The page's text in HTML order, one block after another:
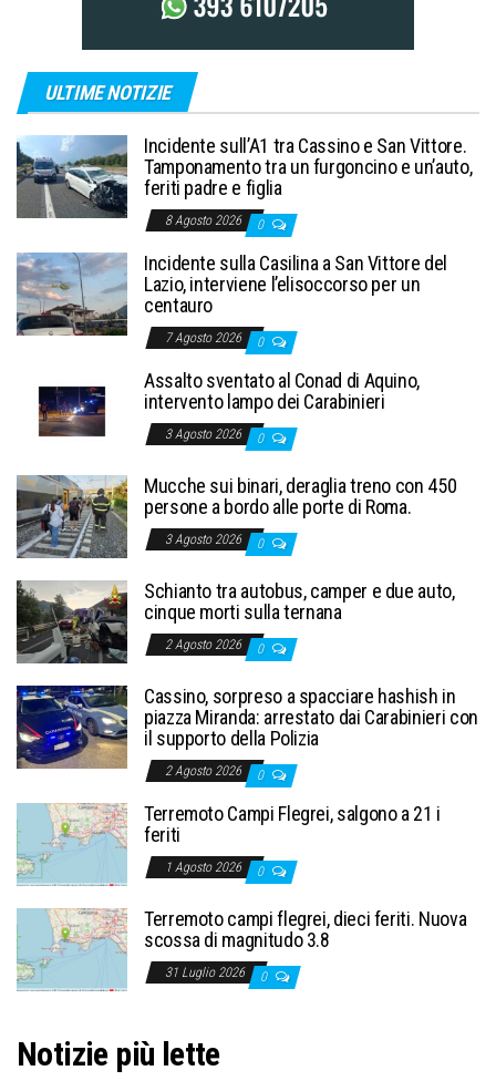
ULTIME NOTIZIE
Incidente sull’A1 tra Cassino e San Vittore.
Tamponamento tra un furgoncino e un’auto,
feriti padre e figlia
8 Agosto 2026 0
Incidente sulla Casilina a San Vittore del
Lazio, interviene l’elisoccorso per un
centauro
7 Agosto 2026 0
Assalto sventato al Conad di Aquino,
intervento lampo dei Carabinieri
3 Agosto 2026 0
Mucche sui binari, deraglia treno con 450
persone a bordo alle porte di Roma.
3 Agosto 2026 0
Schianto tra autobus, camper e due auto,
cinque morti sulla ternana
2 Agosto 2026 0
Cassino, sorpreso a spacciare hashish in
piazza Miranda: arrestato dai Carabinieri con
il supporto della Polizia
2 Agosto 2026 0
Terremoto Campi Flegrei, salgono a 21 i
feriti
1 Agosto 2026 0
Terremoto campi flegrei, dieci feriti. Nuova
scossa di magnitudo 3.8
31 Luglio 2026 0
Notizie più lette